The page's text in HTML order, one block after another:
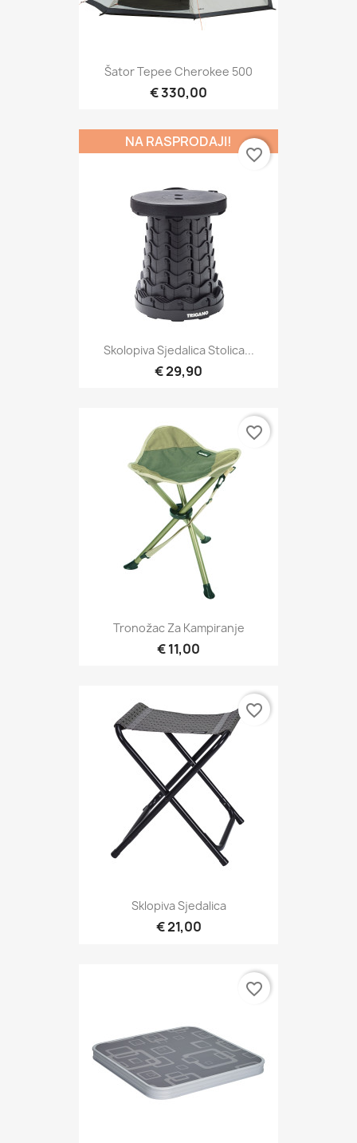
Šator Tepee Cherokee 500
€ 330,00
Skolopiva Sjedalica Stolica...
€ 29,90
NA RASPRODAJI!
favorite_border
Tronožac Za Kampiranje
€ 11,00
favorite_border
Sklopiva Sjedalica
€ 21,00
favorite_border
favorite_border